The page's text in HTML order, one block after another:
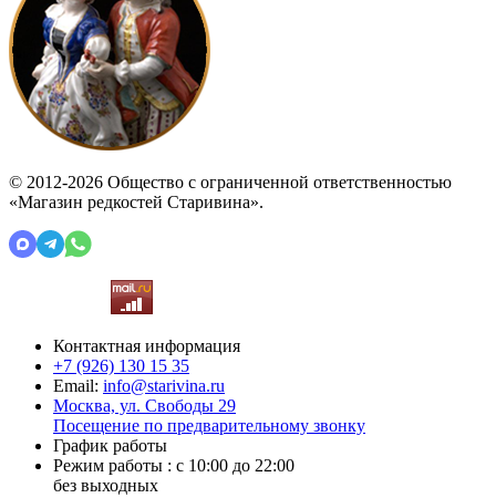
© 2012-2026 Общество с ограниченной ответственностью
«Магазин редкостей Старивина».
Контактная информация
+7 (926) 130 15 35
Email: info@starivina.ru
Москва, ул. Свободы 29
Посещение по предварительному звонку
График работы
Режим работы : с 10:00 до 22:00
без выходных